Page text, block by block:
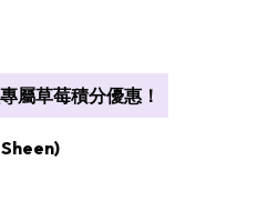
屬草莓積分優惠！